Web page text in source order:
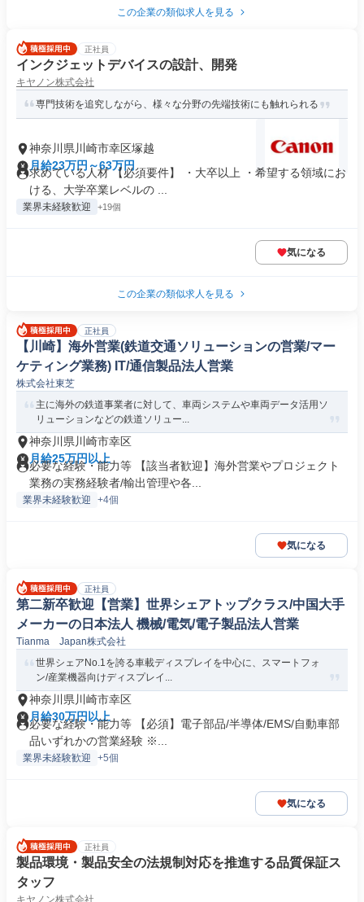
この企業の類似求人を見る
正社員
インクジェットデバイスの設計、開発
キヤノン株式会社
専門技術を追究しながら、様々な分野の先端技術にも触れられる
神奈川県川崎市幸区塚越
月給23万円～63万円
求めている人材 【必須要件】 ・大卒以上 ・希望する領域にお
ける、大学卒業レベルの ...
業界未経験歓迎 +19個
気になる
この企業の類似求人を見る
正社員
【川崎】海外営業(鉄道交通ソリューションの営業/マー
ケティング業務) IT/通信製品法人営業
株式会社東芝
主に海外の鉄道事業者に対して、車両システムや車両データ活用ソ
リューションなどの鉄道ソリュー...
神奈川県川崎市幸区
月給25万円以上
必要な経験・能力等 【該当者歓迎】海外営業やプロジェクト
業務の実務経験者/輸出管理や各...
業界未経験歓迎 +4個
気になる
正社員
第二新卒歓迎【営業】世界シェアトップクラス/中国大手
メーカーの日本法人 機械/電気/電子製品法人営業
Tianma Japan株式会社
世界シェアNo.1を誇る車載ディスプレイを中心に、スマートフォ
ン/産業機器向けディスプレイ...
神奈川県川崎市幸区
月給30万円以上
必要な経験・能力等 【必須】電子部品/半導体/EMS/自動車部
品いずれかの営業経験 ※...
業界未経験歓迎 +5個
気になる
正社員
製品環境・製品安全の法規制対応を推進する品質保証ス
タッフ
キヤノン株式会社